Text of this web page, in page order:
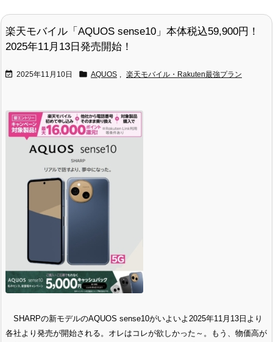
楽天モバイル「AQUOS sense10」本体税込59,900円！
2025年11月13日発売開始！
 2025年11月10日  AQUOS 楽天モバイル・Rakuten最強プラン
SHARPの新モデルのAQUOS sense10がいよいよ2025年11月13日より
各社より発売が開始される。オレはコレが欲しかった～。もう、物価高が